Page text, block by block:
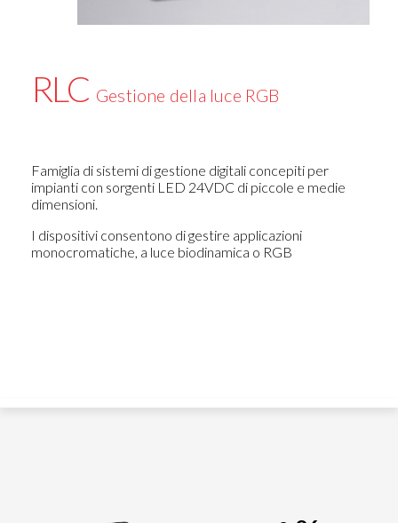
RLC Gestione della luce RGB
Famiglia di sistemi di gestione digitali concepiti per
impianti con sorgenti LED 24VDC di piccole e medie
dimensioni.
I dispositivi consentono di gestire applicazioni
monocromatiche, a luce biodinamica o RGB